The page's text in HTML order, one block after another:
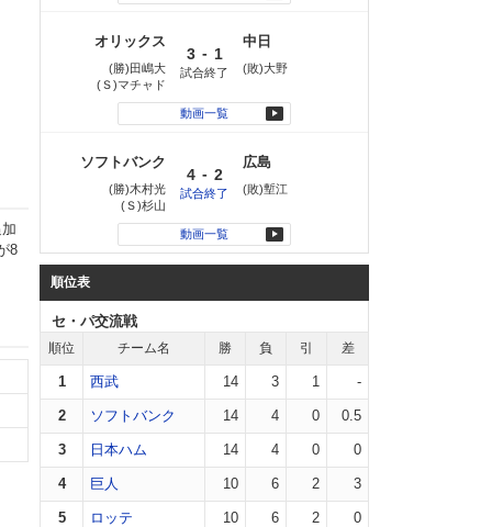
8
オリックス
(勝)田嶋大
(Ｓ)マチャド
3 - 1
試合終了
中日
(敗)大野
動画一覧
ソフトバンク
(勝)木村光
(Ｓ)杉山
4 - 2
試合終了
広島
(敗)塹江
動画一覧
順位表
セ・パ交流戦
順位 チーム名 勝 負 引 差
1 西武 14 3 1 -
2 ソフトバンク 14 4 0 0.5
3 日本ハム 14 4 0 0
4 巨人 10 6 2 3
5 ロッテ 10 6 2 0